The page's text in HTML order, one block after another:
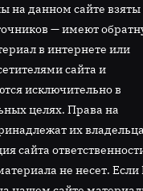
на данном сайте взяты
— имеют
в интернете или
сайта и
исключительно в
целях. Права на
их
сайта
не несет.